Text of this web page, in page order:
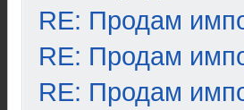
RE: Продам
RE: Продам
RE: Продам